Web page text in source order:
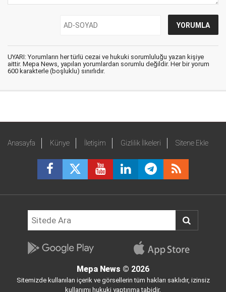
UYARI: Yorumların her türlü cezai ve hukuki sorumluluğu yazan kişiye
aittir. Mepa News, yapılan yorumlardan sorumlu değildir. Her bir yorum
600 karakterle (boşluklu) sınırlıdır.
Anasayfa Künye İletişim Gizlilik İlkeleri Sitene Ekle
Mepa News © 2026
Sitemizde kullanılan içerik ve görsellerin tüm hakları saklıdır, izinsiz
kullanımı hukuki yaptırıma tabidir.